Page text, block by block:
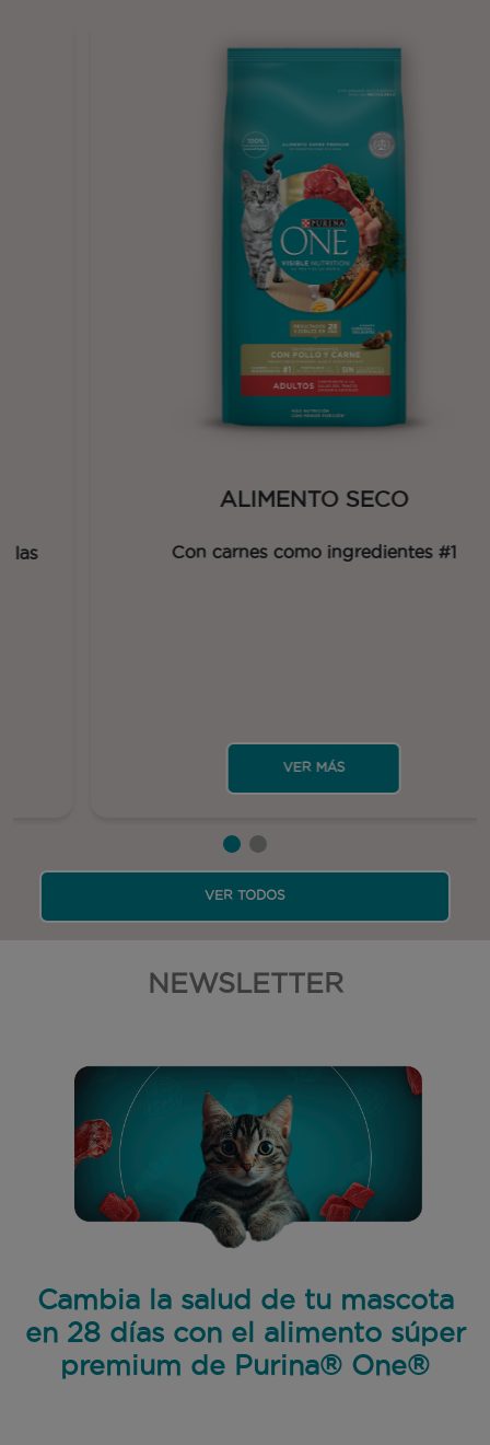
ALIMENTO SECO
Con carnes como ingredientes #1
VER TODOS
NEWSLETTER
Cambia la salud de tu mascota
en 28 días con el alimento súper
premium de Purina® One®